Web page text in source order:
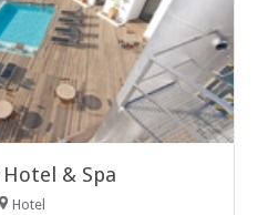
& Spa
Hotel